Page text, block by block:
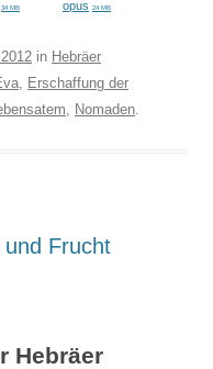
34 MB opus 24 MB
in Hebräer
, Erschaffung der
, Nomaden.
Frucht
Hebräer